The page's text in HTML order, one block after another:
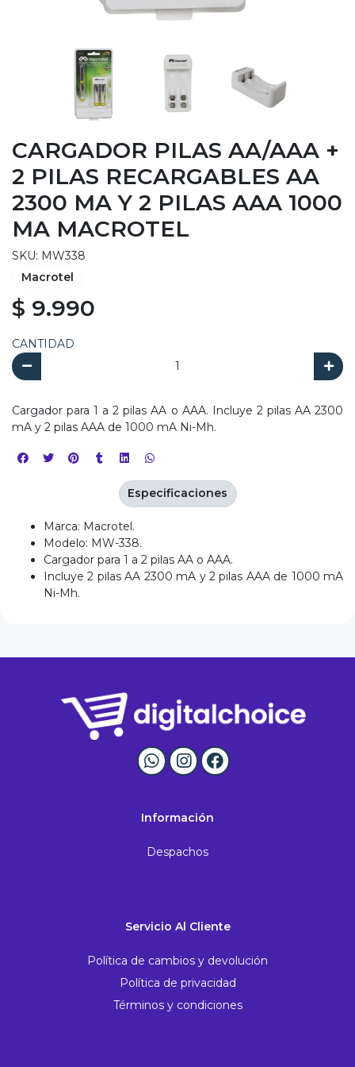
CARGADOR PILAS AA/AAA +
2 PILAS RECARGABLES AA
2300 MA Y 2 PILAS AAA 1000
MA MACROTEL
SKU: MW338
Macrotel
$ 9.990
CANTIDAD
Cargador para 1 a 2 pilas AA o AAA. Incluye 2 pilas AA 2300
mA y 2 pilas AAA de 1000 mA Ni-Mh.
Marca: Macrotel.
Modelo: MW-338.
Cargador para 1 a 2 pilas AA o AAA.
Incluye 2 pilas AA 2300 mA y 2 pilas AAA de 1000 mA
Ni-Mh.
Especificaciones
Información
Despachos
Servicio Al Cliente
Política de cambios y devolución
Política de privacidad
Términos y condiciones